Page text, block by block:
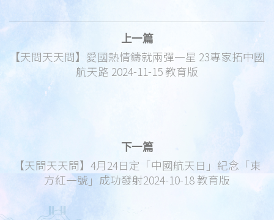
上一篇
【天問天天問】愛國熱情鑄就兩彈一星 23專家拓中國
航天路 2024-11-15 教育版
下一篇
【天問天天問】4月24日定「中國航天日」紀念「東
方紅一號」成功發射2024-10-18 教育版